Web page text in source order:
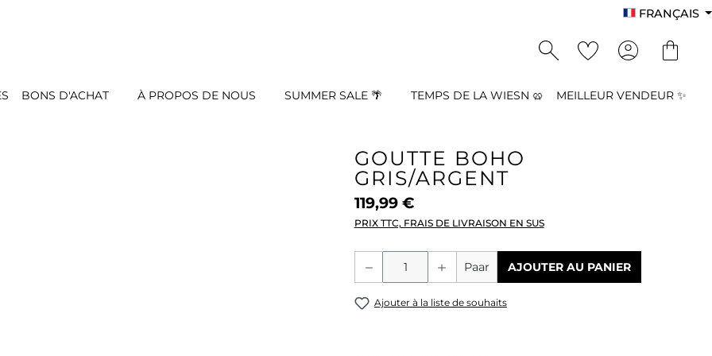
FRANÇAIS
BONS D'ACHAT À PROPOS DE NOUS SUMMER SALE 🌴 TEMPS DE LA WIESN 🥨 MEILLEUR VENDEUR ✨
GOUTTE BOHO
GRIS/ARGENT
119,99 €
PRIX TTC, FRAIS DE LIVRAISON EN SUS
Quantité de produit : Entrez la
Paar AJOUTER AU PANIER
Ajouter à la liste de souhaits